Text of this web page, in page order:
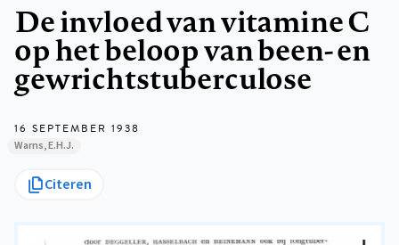
De invloed van vitamine C
op het beloop van been- en
gewrichtstuberculose
16 SEPTEMBER 1938
Warns, E.H.J.
Citeren